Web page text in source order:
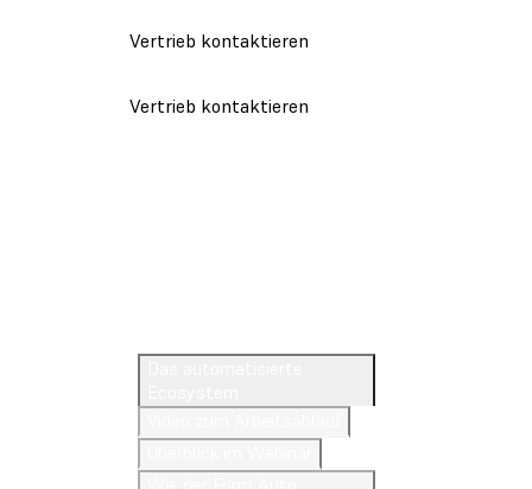
Vertrieb kontaktieren
Vertrieb kontaktieren